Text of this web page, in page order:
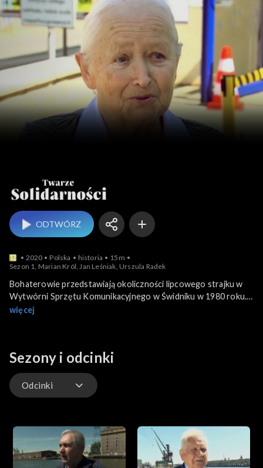
Twarze Solidarności
ODTWÓRZ
2020 Polska historia
15m
Sezon 1, Marian Król, Jan Leśniak, Urszula Radek
Bohaterowie przedstawiają okoliczności lipcowego strajku w
Wytwórni Sprzętu Komunikacyjnego w Świdniku w 1980 roku.
Wśród nich: Urszula Radek z Wydziału Głównego Technologa
więcej
Sezony i odcinki
Odcinki